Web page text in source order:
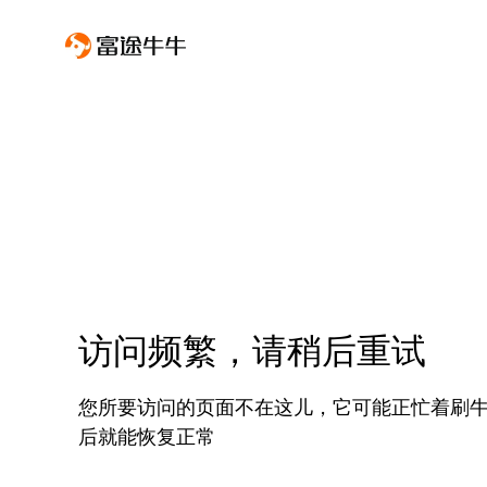
访问频繁，请稍后重试
您所要访问的页面不在这儿，它可能正忙着刷
后就能恢复正常